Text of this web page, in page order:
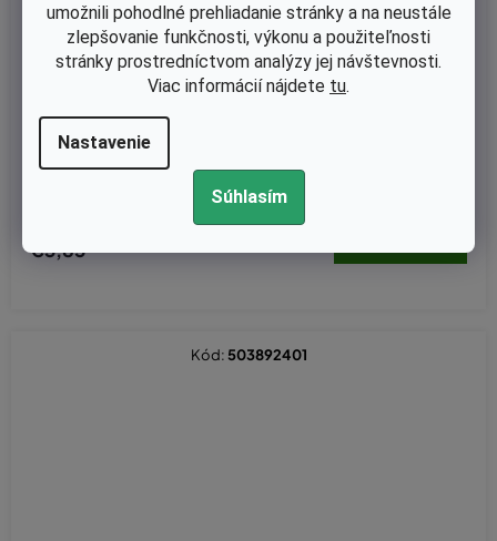
umožnili pohodlné prehliadanie stránky a na neustále
zlepšovanie funkčnosti, výkonu a použiteľnosti
stránky prostredníctvom analýzy jej návštevnosti.
Viac informácií nájdete tu.
Nastavenie
Súhlasím
Ložisko reťazky Husqvarna 40, 45, 55, 254, 257, 262, 340, 345, 3
€3,85
Kód: 503892401